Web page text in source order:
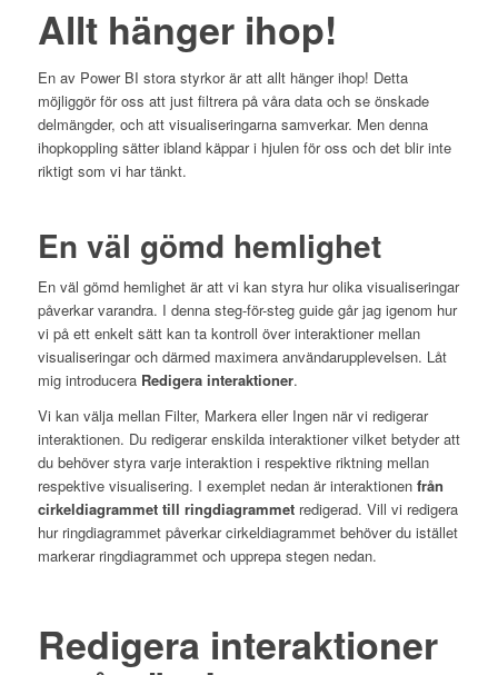
Allt hänger ihop!
En av Power BI stora styrkor är att allt hänger ihop! Detta
möjliggör för oss att just filtrera på våra data och se önskade
delmängder, och att visualiseringarna samverkar. Men denna
ihopkoppling sätter ibland käppar i hjulen för oss och det blir inte
riktigt som vi har tänkt.
En väl gömd hemlighet
En väl gömd hemlighet är att vi kan styra hur olika visualiseringar
påverkar varandra. I denna steg-för-steg guide går jag igenom hur
vi på ett enkelt sätt kan ta kontroll över interaktioner mellan
visualiseringar och därmed maximera användarupplevelsen. Låt
mig introducera Redigera interaktioner.
Vi kan välja mellan Filter, Markera eller Ingen när vi redigerar
interaktionen. Du redigerar enskilda interaktioner vilket betyder att
du behöver styra varje interaktion i respektive riktning mellan
respektive visualisering. I exemplet nedan är interaktionen från
cirkeldiagrammet till ringdiagrammet redigerad. Vill vi redigera
hur ringdiagrammet påverkar cirkeldiagrammet behöver du istället
markerar ringdiagrammet och upprepa stegen nedan.
Redigera interaktioner